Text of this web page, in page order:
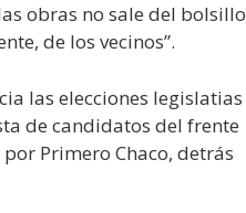
obras no sale del bolsillo
de los vecinos”.
las elecciones legislatias
de candidatos del frente
Primero Chaco, detrás